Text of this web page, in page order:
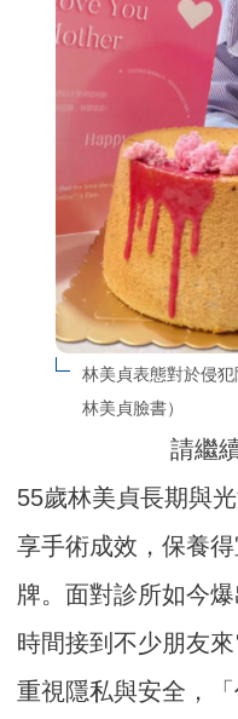
林美貞表態對於侵
林美貞臉書）
請繼
55歲林美貞長期與
享手術成效，保養
牌。面對診所如今
時間接到不少朋友
重視隱私與安全，